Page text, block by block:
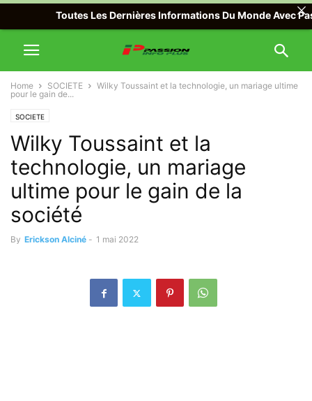
Home SOCIETE
Wilky Toussaint et la technologie, un mariage ultime
pour le gain de...
SOCIETE
Wilky Toussaint et la
technologie, un mariage
ultime pour le gain de la
société
By Erickson Alciné - 1 mai 2022
Toutes Les Dernières Informations Du Monde Avec